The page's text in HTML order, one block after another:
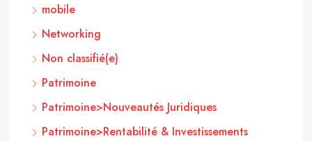
mobile
Networking
Non classifié(e)
Patrimoine
Patrimoine>Nouveautés Juridiques
Patrimoine>Rentabilité & Investissements